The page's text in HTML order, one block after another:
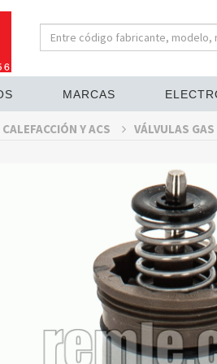
MARCAS
Y ACS VÁLVULAS